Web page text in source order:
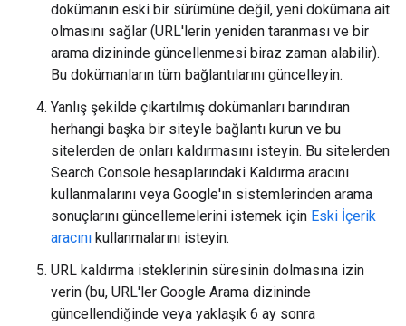
dokümanın eski bir sürümüne değil, yeni dokümana ait
olmasını sağlar (URL'lerin yeniden taranması ve bir
arama dizininde güncellenmesi biraz zaman alabilir).
Bu dokümanların tüm bağlantılarını güncelleyin.
Yanlış şekilde çıkartılmış dokümanları barındıran
herhangi başka bir siteyle bağlantı kurun ve bu
sitelerden de onları kaldırmasını isteyin. Bu sitelerden
Search Console hesaplarındaki Kaldırma aracını
kullanmalarını veya Google'ın sistemlerinden arama
sonuçlarını güncellemelerini istemek için Eski İçerik
aracını kullanmalarını isteyin.
URL kaldırma isteklerinin süresinin dolmasına izin
verin (bu, URL'ler Google Arama dizininde
güncellendiğinde veya yaklaşık 6 ay sonra